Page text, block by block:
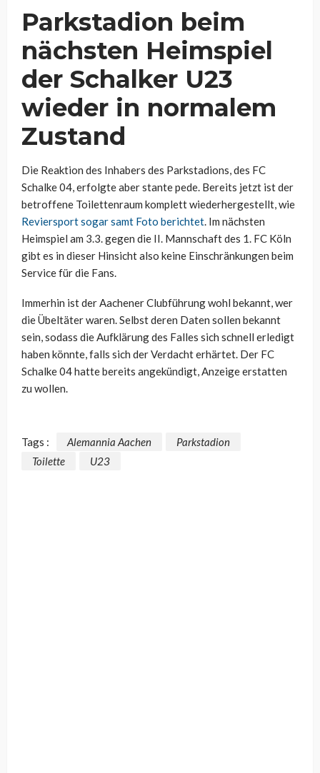
Parkstadion beim
nächsten Heimspiel
der Schalker U23
wieder in normalem
Zustand
Die Reaktion des Inhabers des Parkstadions, des FC
Schalke 04, erfolgte aber stante pede. Bereits jetzt ist der
betroffene Toilettenraum komplett wiederhergestellt, wie
Reviersport sogar samt Foto berichtet. Im nächsten
Heimspiel am 3.3. gegen die II. Mannschaft des 1. FC Köln
gibt es in dieser Hinsicht also keine Einschränkungen beim
Service für die Fans.
Immerhin ist der Aachener Clubführung wohl bekannt, wer
die Übeltäter waren. Selbst deren Daten sollen bekannt
sein, sodass die Aufklärung des Falles sich schnell erledigt
haben könnte, falls sich der Verdacht erhärtet. Der FC
Schalke 04 hatte bereits angekündigt, Anzeige erstatten
zu wollen.
Tags : Alemannia Aachen
Parkstadion
Toilette
U23